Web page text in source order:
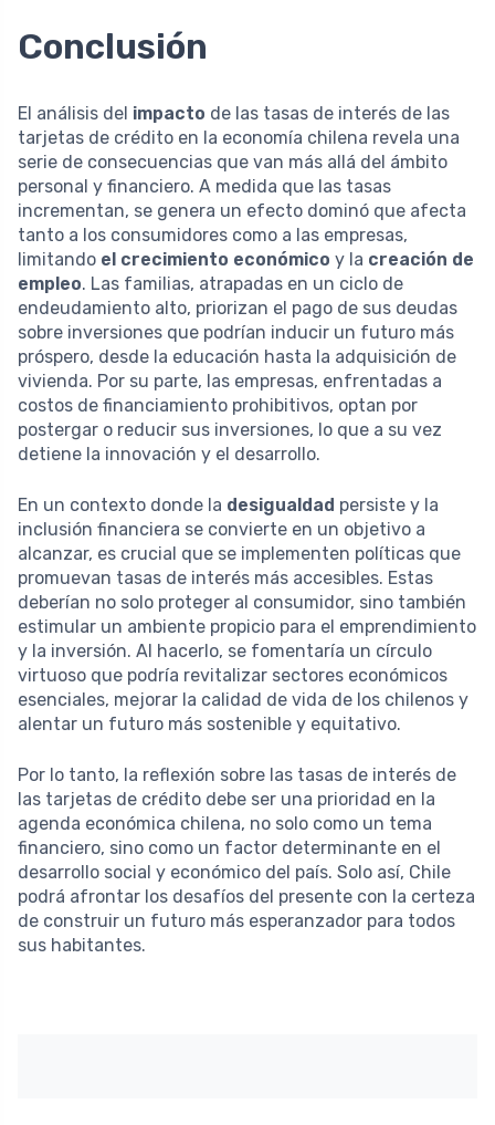
Conclusión
El análisis del impacto de las tasas de interés de las
tarjetas de crédito en la economía chilena revela una
serie de consecuencias que van más allá del ámbito
personal y financiero. A medida que las tasas
incrementan, se genera un efecto dominó que afecta
tanto a los consumidores como a las empresas,
limitando el crecimiento económico y la creación de
empleo. Las familias, atrapadas en un ciclo de
endeudamiento alto, priorizan el pago de sus deudas
sobre inversiones que podrían inducir un futuro más
próspero, desde la educación hasta la adquisición de
vivienda. Por su parte, las empresas, enfrentadas a
costos de financiamiento prohibitivos, optan por
postergar o reducir sus inversiones, lo que a su vez
detiene la innovación y el desarrollo.
En un contexto donde la desigualdad persiste y la
inclusión financiera se convierte en un objetivo a
alcanzar, es crucial que se implementen políticas que
promuevan tasas de interés más accesibles. Estas
deberían no solo proteger al consumidor, sino también
estimular un ambiente propicio para el emprendimiento
y la inversión. Al hacerlo, se fomentaría un círculo
virtuoso que podría revitalizar sectores económicos
esenciales, mejorar la calidad de vida de los chilenos y
alentar un futuro más sostenible y equitativo.
Por lo tanto, la reflexión sobre las tasas de interés de
las tarjetas de crédito debe ser una prioridad en la
agenda económica chilena, no solo como un tema
financiero, sino como un factor determinante en el
desarrollo social y económico del país. Solo así, Chile
podrá afrontar los desafíos del presente con la certeza
de construir un futuro más esperanzador para todos
sus habitantes.